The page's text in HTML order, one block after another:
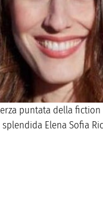
puntata della
Elena Sofia